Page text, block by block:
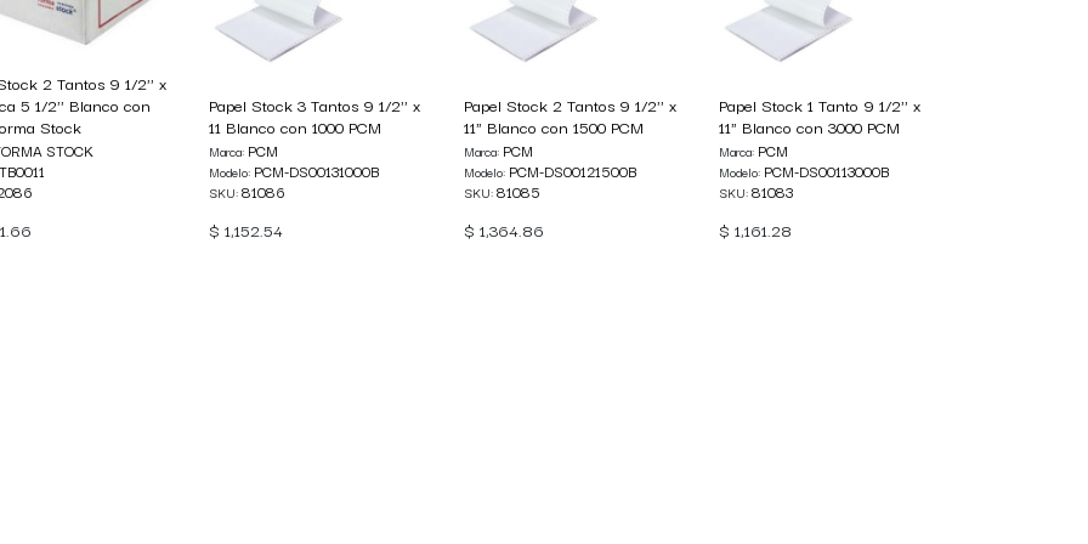
2 Tantos 9 1/2'' x
5 1/2'' Blanco con
Stock
STOCK
TB0011
Papel Stock 3 Tantos 9 1/2'' x
11 Blanco con 1000 PCM
Marca: PCM
Modelo: PCM-DS00131000B
SKU:81086
$ 1,152.54
Papel Stock 2 Tantos 9 1/2'' x
11" Blanco con 1500 PCM
Marca: PCM
Modelo: PCM-DS00121500B
SKU:81085
$ 1,364.86
Papel Stock 1 Tanto 9 1/2'' x
11" Blanco con 3000 PCM
Marca: PCM
Modelo: PCM-DS00113000B
SKU:81083
$ 1,161.28